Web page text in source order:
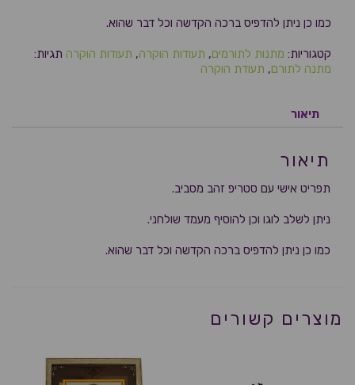
כמו כן ניתן להדפיס ברכה הקדשה וכל דבר שהוא.
קטגוריות: מתנות לתורמים, תעודות הוקרה, תעודות הוקרה תגיות:
מתנה לתורם, תעודת הוקרה
תיאור
תיאור
תפריט אישי עם סטריפ זהב מסביב.
ניתן לשלב לוגו וכן להוסיף מעמד שולחני.
כמו כן ניתן להדפיס ברכה הקדשה וכל דבר שהוא.
מוצרים קשורים